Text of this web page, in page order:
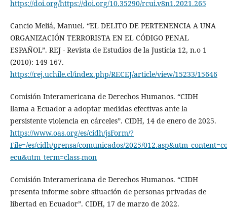
https://doi.org/https://doi.org/10.35290/rcui.v8n1.2021.265
Cancio Meliá, Manuel. “EL DELITO DE PERTENENCIA A UNA
ORGANIZACIÓN TERRORISTA EN EL CÓDIGO PENAL
ESPAÑOL”. REJ - Revista de Estudios de la Justicia 12, n.o 1
(2010): 149-167.
https://rej.uchile.cl/index.php/RECEJ/article/view/15233/15646
Comisión Interamericana de Derechos Humanos. “CIDH
llama a Ecuador a adoptar medidas efectivas ante la
persistente violencia en cárceles”. CIDH, 14 de enero de 2025.
https://www.oas.org/es/cidh/jsForm/?
File=/es/cidh/prensa/comunicados/2025/
ecu&utm_term=class-mon
Comisión Interamericana de Derechos Humanos. “CIDH
presenta informe sobre situación de personas privadas de
libertad en Ecuador”. CIDH, 17 de marzo de 2022.